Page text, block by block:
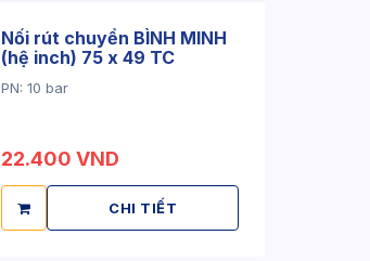
Nối rút chuyển BÌNH MINH
(hệ inch) 75 x 49 TC
PN: 10 bar
22.400 VND
CHI TIẾT